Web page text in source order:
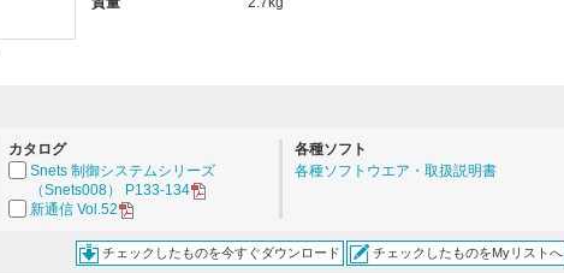
カタログ
Snets 制御システムシリーズ
（Snets008） P133-134
新通信 Vol.52
各種ソフト
各種ソフトウエア・取扱説明書
チェックしたものを今すぐダウンロード チェックしたものをMyリストへ